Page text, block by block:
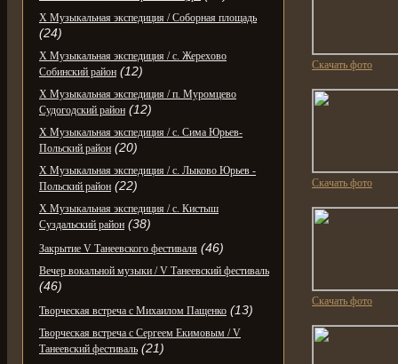
X Музыкальная экспедиция / Соборная площадь
(24)
X Музыкальная экспедиция / с. Жерехово
Собинский район (12)
X Музыкальная экспедиция / п. Муромцево
Судогодский район (12)
X Музыкальная экспедиция / с. Сима Юрьев-
Польский район (20)
X Музыкальная экспедиция / с. Лыково Юрьев -
Польский район (22)
X Музыкальная экспедиция / с. Кистыш
Суздальский район (38)
Закрытие V Танеевского фестиваля (46)
Вечер вокальной музыки / V Танеевский фестиваль
(46)
Творческая встреча с Михаилом Пащенко (13)
Творческая встреча с Сергеем Екимовым / V
Танеевский фестиваль (21)
Скачать фото
Скачать фото
Скачать фото